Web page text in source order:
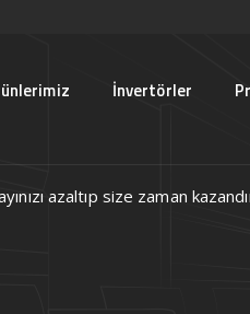
İnvertörler
azaltıp size zaman